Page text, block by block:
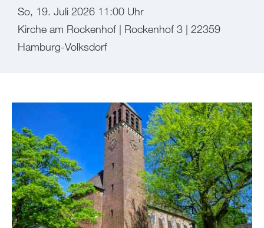
So, 19. Juli 2026 11:00 Uhr
Kirche am Rockenhof | Rockenhof 3 | 22359
Hamburg-Volksdorf